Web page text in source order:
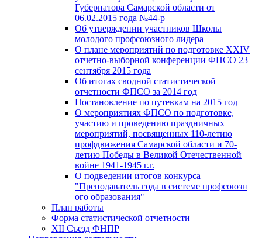
Губернатора Самарской области от
06.02.2015 года №44-р
Об утверждении участников Школы
молодого профсоюзного лидера
О плане мероприятий по подготовке XXIV
отчетно-выборной конференции ФПСО 23
сентября 2015 года
Об итогах сводной статистической
отчетности ФПСО за 2014 год
Постановление по путевкам на 2015 год
О мероприятиях ФПСО по подготовке,
участию и проведению праздничных
мероприятий, посвященных 110-летию
профдвижения Самарской области и 70-
летию Победы в Великой Отечественной
войне 1941-1945 г.г.
О подведении итогов конкурса
"Преподаватель года в системе профсоюзн
ого образования"
План работы
Форма статистической отчетности
XII Съезд ФНПР